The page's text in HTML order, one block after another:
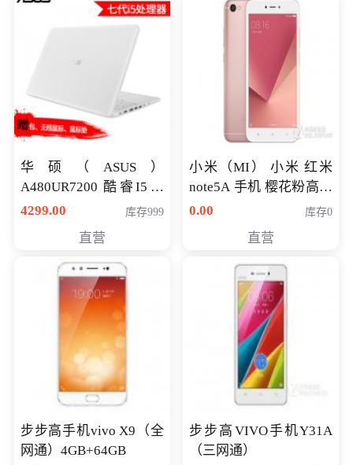
华硕（ASUS）
A480UR7200 酷睿I5超
薄学生办公游戏独显笔
NV930-2G独
4299.00 库存999
直营
小米（MI） 小米 红米
note5A 手机 樱花粉高配
版 全网通(3G+32G)
0.00 库存0
直营
步步高手机vivo X9（全
网通）4GB+64GB
步步高VIVO手机Y31A
（三网通）